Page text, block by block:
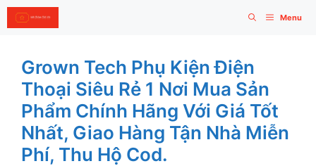
Skip
to
Menu
Grown Tech Phụ Kiện Điện
Thoại Siêu Rẻ 1 Nơi Mua Sản
Phẩm Chính Hãng Với Giá Tốt
Nhất, Giao Hàng Tận Nhà Miễn
Phí, Thu Hộ Cod.